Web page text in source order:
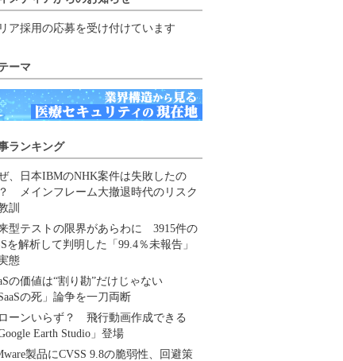
ア採用の応募を受け付けています
ーマ
ランキング
、日本IBMのNHK案件は失敗したの
メインフレーム大撤退時代のリスク
訓
型テストの限界があらわに 3915件の
を解析して判明した「99.4％未報告」
態
の価値は“割り勘”だけじゃない
SaaSの死」論争を一刀両断
ローンいらず？ 飛行動画作成できる
Google Earth Studio」登場
製品にCVSS 9.8の脆弱性、回避策